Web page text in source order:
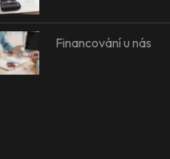
Financování u nás